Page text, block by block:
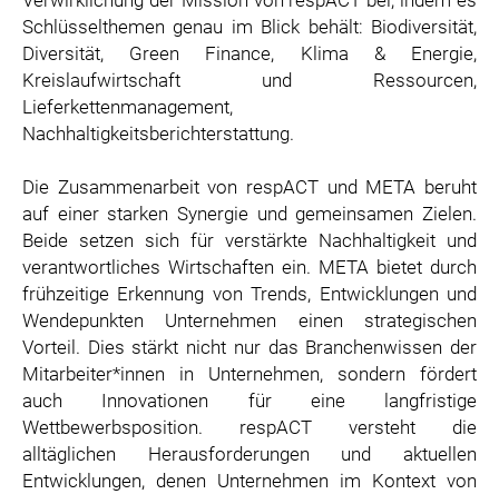
Schlüsselthemen genau im Blick behält: Biodiversität,
Diversität, Green Finance, Klima & Energie,
Kreislaufwirtschaft und Ressourcen,
Lieferkettenmanagement,
Nachhaltigkeitsberichterstattung.
Die Zusammenarbeit von respACT und META beruht
auf einer starken Synergie und gemeinsamen Zielen.
Beide setzen sich für verstärkte Nachhaltigkeit und
verantwortliches Wirtschaften ein. META bietet durch
frühzeitige Erkennung von Trends, Entwicklungen und
Wendepunkten Unternehmen einen strategischen
Vorteil. Dies stärkt nicht nur das Branchenwissen der
Mitarbeiter*innen in Unternehmen, sondern fördert
auch Innovationen für eine langfristige
Wettbewerbsposition. respACT versteht die
alltäglichen Herausforderungen und aktuellen
Entwicklungen, denen Unternehmen im Kontext von